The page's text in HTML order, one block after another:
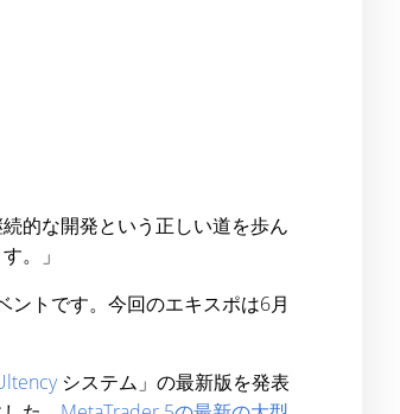
的な開発という正しい道を歩ん
。」
トです。今回のエキスポは6月
システム」の最新版を発表